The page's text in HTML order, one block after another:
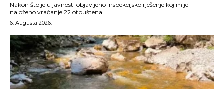
Nakon što je u javnosti objavljeno inspekcijsko rješenje kojim je
naloženo vraćanje 22 otpuštena...
6. Augusta 2026.